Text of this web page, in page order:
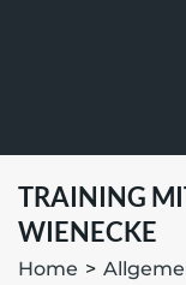
TRAINING
WIENECKE
Home >